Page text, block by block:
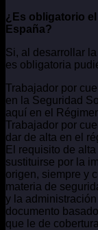
¿Es obligatorio
España?
Si, al desarrollar
es obligatoria
Trabajador por
en la Seguridad
aquí en el
Trabajador por
dar de alta en el
El requisito de
sustituirse por la
origen, siempre y
materia de
y la
documento
que le de